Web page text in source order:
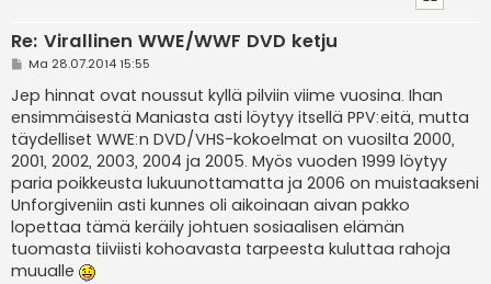
Re: Virallinen WWE/WWF DVD ketju
V
e
s
t
i
Ma 28.07.2014 15:55
Jep hinnat ovat noussut kyllä pilviin viime vuosina. Ihan
ensimmäisestä Maniasta asti löytyy itsellä PPV:eitä, mutta
täydelliset WWE:n DVD/VHS-kokoelmat on vuosilta 2000,
2001, 2002, 2003, 2004 ja 2005. Myös vuoden 1999 löytyy
paria poikkeusta lukuunottamatta ja 2006 on muistaakseni
Unforgiveniin asti kunnes oli aikoinaan aivan pakko
lopettaa tämä keräily johtuen sosiaalisen elämän
tuomasta tiiviisti kohoavasta tarpeesta kuluttaa rahoja
muualle